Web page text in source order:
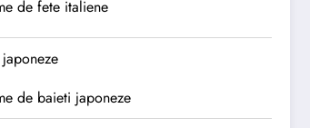
de fete italiene
de baieti japoneze